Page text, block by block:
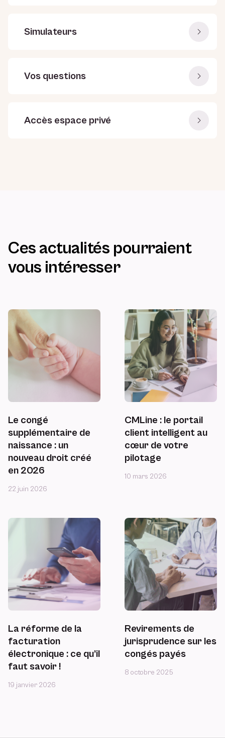
Simulateurs
Vos questions
Accès espace privé
Ces actualités pourraient
vous intéresser
Le congé
supplémentaire de
naissance : un
nouveau droit créé
en 2026
22 juin 2026
CMLine : le portail
client intelligent au
cœur de votre
pilotage
10 mars 2026
La réforme de la
facturation
électronique : ce qu’il
faut savoir !
19 janvier 2026
Revirements de
jurisprudence sur les
congés payés
8 octobre 2025